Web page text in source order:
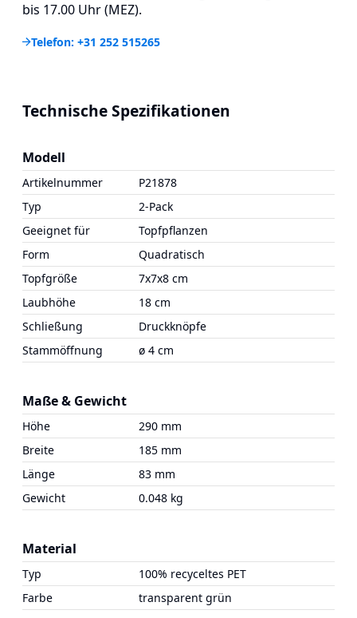
bis 17.00 Uhr (MEZ).
Telefon: +31 252 515265
Technische Spezifikationen
Modell
Artikelnummer
P21878
Typ
2-Pack
Geeignet für
Topfpflanzen
Form
Quadratisch
Topfgröße
7x7x8 cm
Laubhöhe
18 cm
Schließung
Druckknöpfe
Stammöffnung
ø 4 cm
Maße & Gewicht
Höhe
290 mm
Breite
185 mm
Länge
83 mm
Gewicht
0.048 kg
Material
Typ
100% recyceltes PET
Farbe
transparent grün